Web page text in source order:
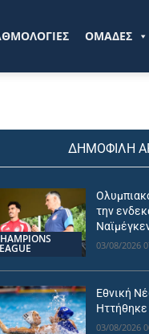
ΟΜΑΔΕΣ
ΔΗΜΟΦΙΛΗ
την
03/08/2026
Εθνική
Ηττήθηκε
03/08/2026